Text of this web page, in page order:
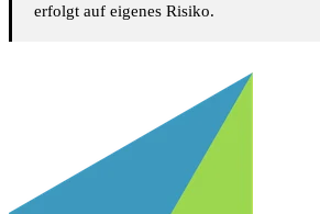
erfolgt auf eigenes Risiko.